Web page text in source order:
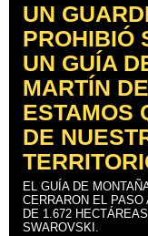
UN
PROHIBIÓ
UN GUÍA
MARTÍN
ESTAMOS
DE
EL GUÍA DE
CERRARON EL
DE 1.672
SWAROVSKI.